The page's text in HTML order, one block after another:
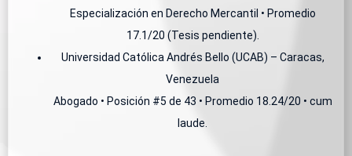
Especialización en Derecho Mercantil • Promedio
17.1/20 (Tesis pendiente).
Universidad Católica Andrés Bello (UCAB) – Caracas,
Venezuela
Abogado • Posición #5 de 43 • Promedio 18.24/20 • cum
laude.